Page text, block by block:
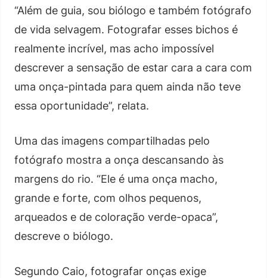
“Além de guia, sou biólogo e também fotógrafo
de vida selvagem. Fotografar esses bichos é
realmente incrível, mas acho impossível
descrever a sensação de estar cara a cara com
uma onça-pintada para quem ainda não teve
essa oportunidade”, relata.
Uma das imagens compartilhadas pelo
fotógrafo mostra a onça descansando às
margens do rio. “Ele é uma onça macho,
grande e forte, com olhos pequenos,
arqueados e de coloração verde-opaca”,
descreve o biólogo.
Segundo Caio, fotografar onças exige